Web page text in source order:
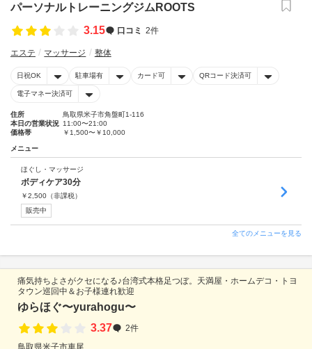
パーソナルトレーニングジムROOTS
3.15
口コミ 2件
エステ マッサージ 整体
日祝OK 駐車場有 カード可 QRコード決済可
電子マネー決済可
住所
鳥取県米子市角盤町1-116
本日の営業状況 11:00〜21:00
価格帯
￥1,500〜￥10,000
メニュー
ほぐし・マッサージ
ボディケア30分
￥2,500 （非課税）
販売中
全てのメニューを見る
痛気持ちよさがクセになる♪台湾式本格足つぼ。天満屋・ホームデコ・トヨ
タウン巡回中＆お子様連れ歓迎
ゆらほぐ〜yurahogu〜
3.37
2件
鳥取県米子市車尾